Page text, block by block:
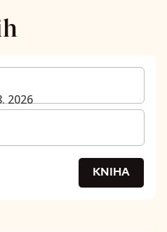
2026
pro svůj pobyt
KNIHA